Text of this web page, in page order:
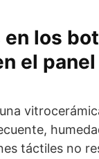
en los
el
táctiles no